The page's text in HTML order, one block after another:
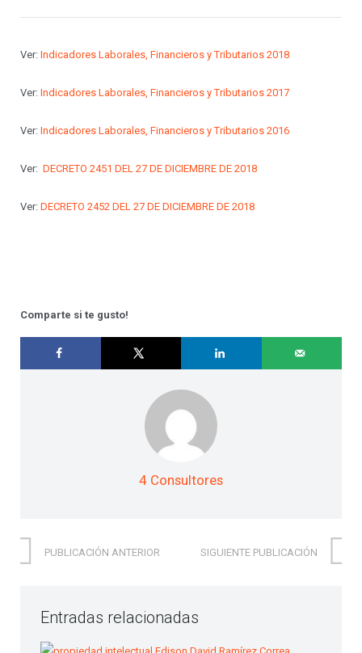
Ver: Indicadores Laborales, Financieros y Tributarios 2018
Ver: Indicadores Laborales, Financieros y Tributarios 2017
Ver: Indicadores Laborales, Financieros y Tributarios 2016
Ver: DECRETO 2451 DEL 27 DE DICIEMBRE DE 2018
Ver: DECRETO 2452 DEL 27 DE DICIEMBRE DE 2018
Comparte si te gusto!
4 Consultores
PUBLICACIÓN ANTERIOR SIGUIENTE PUBLICACIÓN
Entradas relacionadas